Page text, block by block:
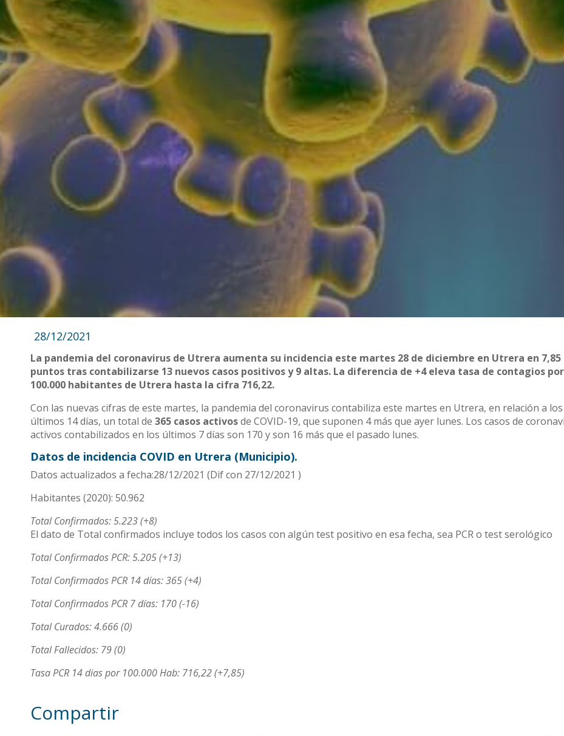
28/12/2021
La pandemia del coronavirus de Utrera aumenta su incidencia este martes 28 de diciembre en Utrera en 7,85
puntos tras contabilizarse 13 nuevos casos positivos y 9 altas. La diferencia de +4 eleva tasa de contagios por
100.000 habitantes de Utrera hasta la cifra 716,22.
Con las nuevas cifras de este martes, la pandemia del coronavirus contabiliza este martes en Utrera, en relación a los
últimos 14 días, un total de365 casos activosde COVID-19, que suponen 4 más que ayer lunes. Los casos de
activos contabilizados en los últimos 7 días son 170 y son 16 más que el pasado lunes.
Datos de incidencia COVID en Utrera (Municipio).
Datos actualizados a fecha:28/12/2021 (Dif con 27/12/2021 )
Habitantes (2020): 50.962
Total Confirmados: 5.223 (+8)
El dato de Total confirmados incluye todos los casos con algún test positivo en esa fecha, sea PCR o test serológico
Total Confirmados PCR: 5.205 (+13)
Total Confirmados PCR 14 días: 365 (+4)
Total Confirmados PCR 7 días: 170 (-16)
Total Curados: 4.666 (0)
Total Fallecidos: 79 (0)
Tasa PCR 14 dias por 100.000 Hab: 716,22 (+7,85)
Compartir